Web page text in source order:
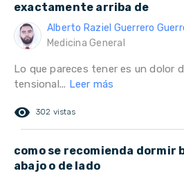
exactamente arriba de
Alberto Raziel Guerrero
Medicina General
Lo que pareces tener es un dolor
tensional... Leer más
remove_red_eye 302 vistas
como se recomienda dormir
abajo o de lado